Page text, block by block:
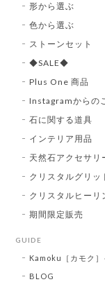
形から選ぶ
色から選ぶ
ストーンセット
◆SALE◆
Plus One 商品
Instagramからの
石に関する道具
インテリア用品
天然石アクセサリ
クリスタルグリッ
クリスタルヒーリ
期間限定販売
GUIDE
Kamoku［カモク］
BLOG